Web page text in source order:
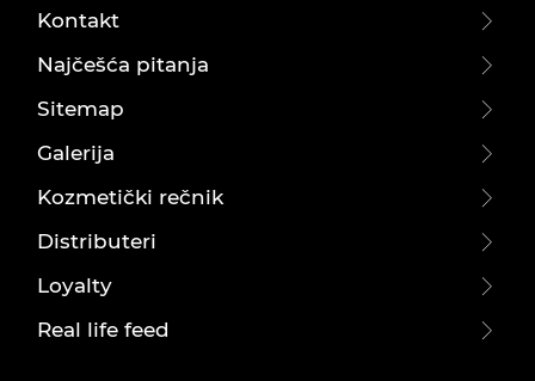
Kontakt
Najčešća pitanja
Sitemap
Galerija
Kozmetički rečnik
Distributeri
Loyalty
Real life feed